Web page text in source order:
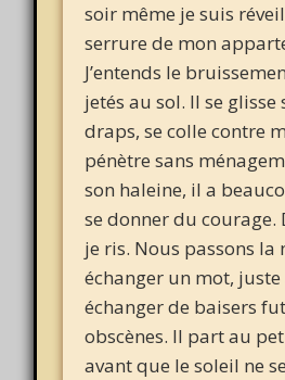
soir même je suis
serrure de mon
J’entends le
jetés au sol. Il se glisse
draps, se colle contre
pénètre sans
son haleine, il a
se donner du courage.
je ris. Nous passons la
échanger un mot,
échanger de baisers
obscènes. Il part au
avant que le soleil ne